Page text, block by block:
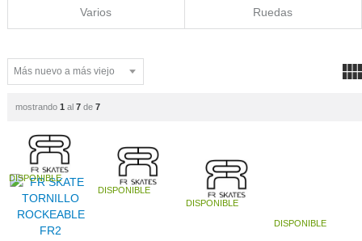
Varios Ruedas
mostrando 1 al 7de 7
DISPONIBLE
DISPONIBLE
DISPONIBLE
DISPONIBLE